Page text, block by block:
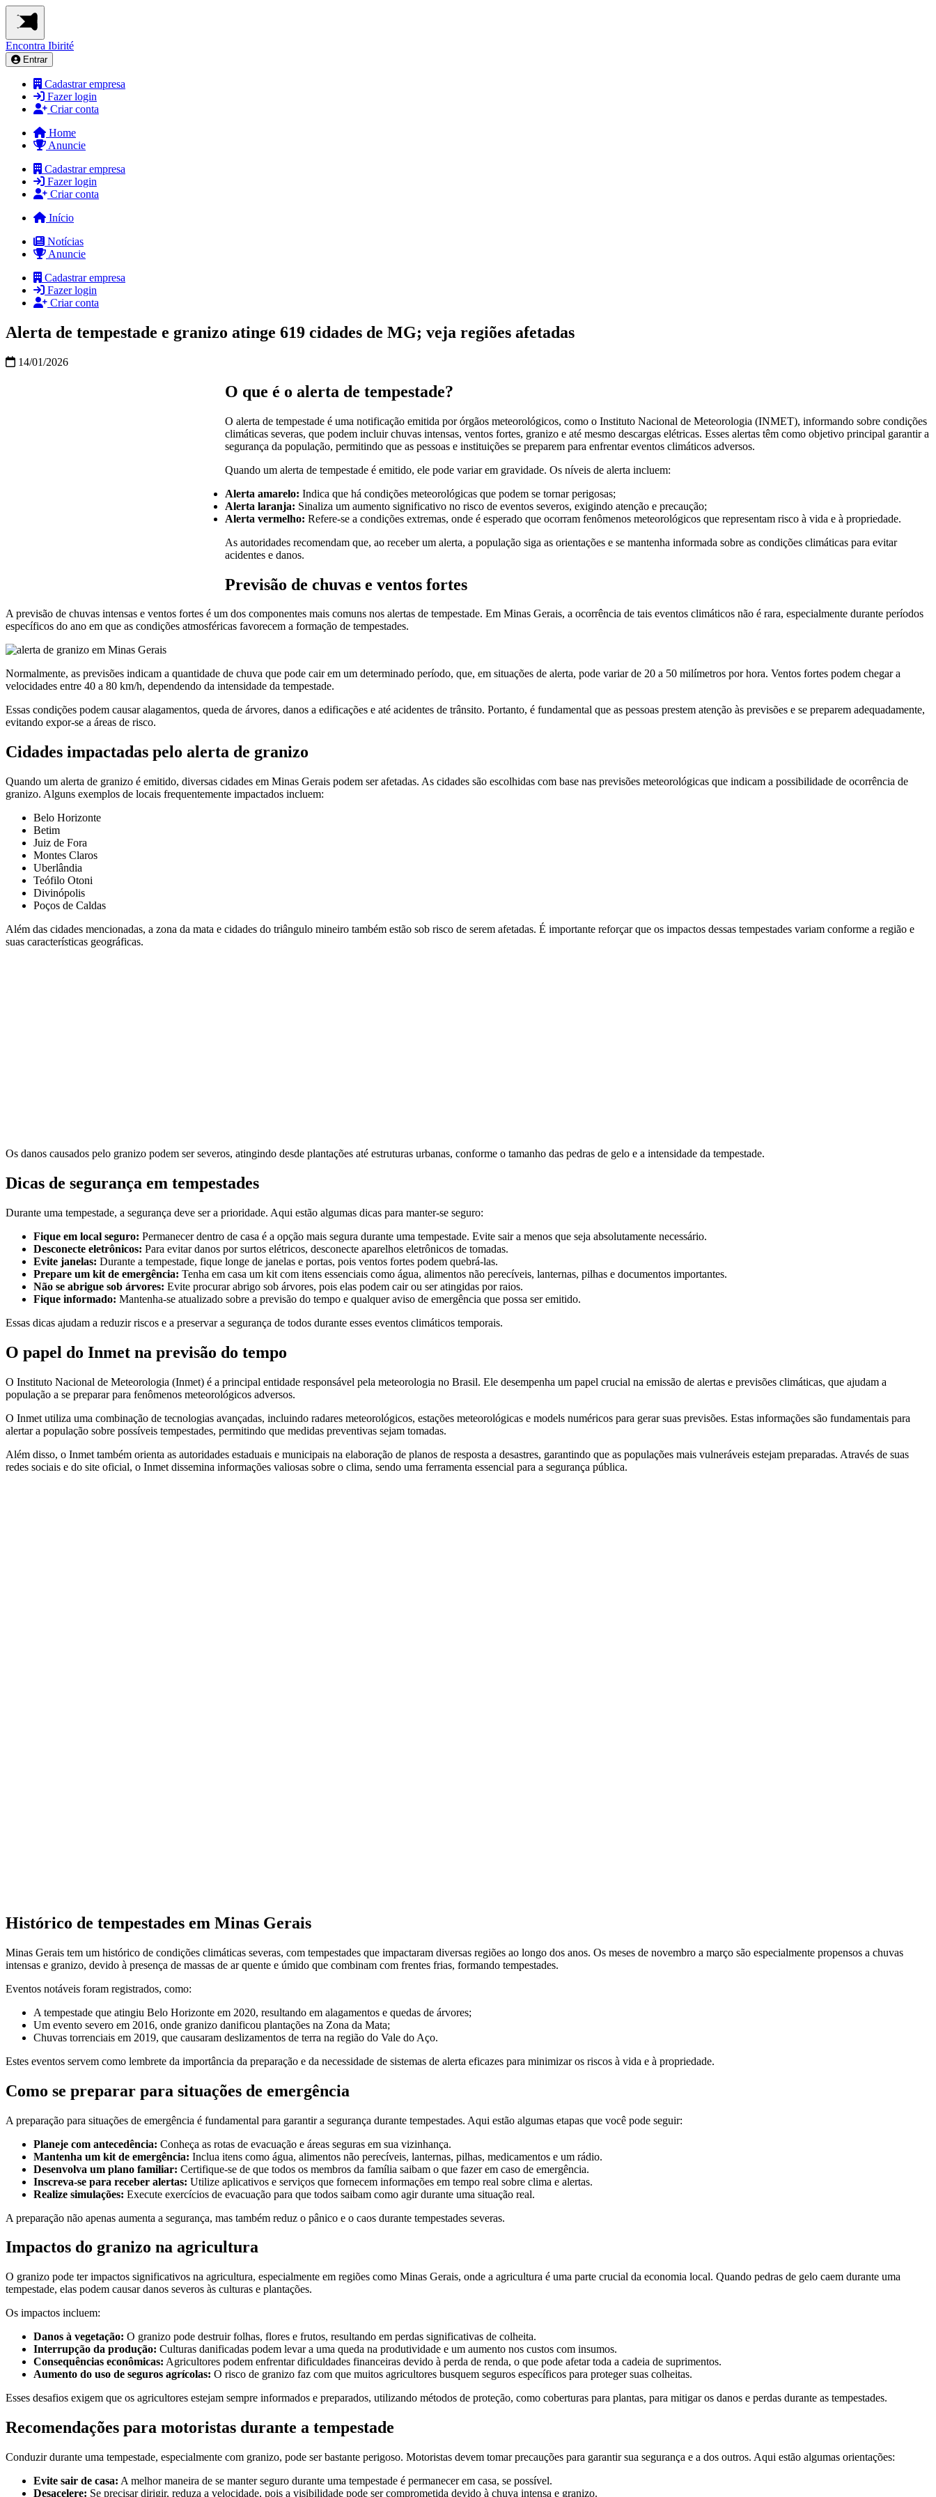
Encontra Ibirité
Entrar
Cadastrar empresa
Fazer login
Criar conta
Home
Anuncie
Cadastrar empresa
Fazer login
Criar conta
Início
Notícias
Anuncie
Cadastrar empresa
Fazer login
Criar conta
Alerta de tempestade e granizo atinge 619 cidades de MG; veja regiões afetadas
14/01/2026
O que é o alerta de tempestade?
O alerta de tempestade é uma notificação emitida por órgãos meteorológicos, como o Instituto Nacional de Meteorologia (INMET), informando sobre condições
climáticas severas, que podem incluir chuvas intensas, ventos fortes, granizo e até mesmo descargas elétricas. Esses alertas têm como objetivo principal garantir a
segurança da população, permitindo que as pessoas e instituições se preparem para enfrentar eventos climáticos adversos.
Quando um alerta de tempestade é emitido, ele pode variar em gravidade. Os níveis de alerta incluem:
Alerta amarelo: Indica que há condições meteorológicas que podem se tornar perigosas;
Alerta laranja: Sinaliza um aumento significativo no risco de eventos severos, exigindo atenção e precaução;
Alerta vermelho: Refere-se a condições extremas, onde é esperado que ocorram fenômenos meteorológicos que representam risco à vida e à propriedade.
As autoridades recomendam que, ao receber um alerta, a população siga as orientações e se mantenha informada sobre as condições climáticas para evitar
acidentes e danos.
Previsão de chuvas e ventos fortes
A previsão de chuvas intensas e ventos fortes é um dos componentes mais comuns nos alertas de tempestade. Em Minas Gerais, a ocorrência de tais eventos climáticos não é rara, especialmente durante períodos
específicos do ano em que as condições atmosféricas favorecem a formação de tempestades.
Normalmente, as previsões indicam a quantidade de chuva que pode cair em um determinado período, que, em situações de alerta, pode variar de 20 a 50 milímetros por hora. Ventos fortes podem chegar a
velocidades entre 40 a 80 km/h, dependendo da intensidade da tempestade.
Essas condições podem causar alagamentos, queda de árvores, danos a edificações e até acidentes de trânsito. Portanto, é fundamental que as pessoas prestem atenção às previsões e se preparem adequadamente,
evitando expor-se a áreas de risco.
Cidades impactadas pelo alerta de granizo
Quando um alerta de granizo é emitido, diversas cidades em Minas Gerais podem ser afetadas. As cidades são escolhidas com base nas previsões meteorológicas que indicam a possibilidade de ocorrência de
granizo. Alguns exemplos de locais frequentemente impactados incluem:
Belo Horizonte
Betim
Juiz de Fora
Montes Claros
Uberlândia
Teófilo Otoni
Divinópolis
Poços de Caldas
Além das cidades mencionadas, a zona da mata e cidades do triângulo mineiro também estão sob risco de serem afetadas. É importante reforçar que os impactos dessas tempestades variam conforme a região e
suas características geográficas.
Os danos causados pelo granizo podem ser severos, atingindo desde plantações até estruturas urbanas, conforme o tamanho das pedras de gelo e a intensidade da tempestade.
Dicas de segurança em tempestades
Durante uma tempestade, a segurança deve ser a prioridade. Aqui estão algumas dicas para manter-se seguro:
Fique em local seguro: Permanecer dentro de casa é a opção mais segura durante uma tempestade. Evite sair a menos que seja absolutamente necessário.
Desconecte eletrônicos: Para evitar danos por surtos elétricos, desconecte aparelhos eletrônicos de tomadas.
Evite janelas: Durante a tempestade, fique longe de janelas e portas, pois ventos fortes podem quebrá-las.
Prepare um kit de emergência: Tenha em casa um kit com itens essenciais como água, alimentos não perecíveis, lanternas, pilhas e documentos importantes.
Não se abrigue sob árvores: Evite procurar abrigo sob árvores, pois elas podem cair ou ser atingidas por raios.
Fique informado: Mantenha-se atualizado sobre a previsão do tempo e qualquer aviso de emergência que possa ser emitido.
Essas dicas ajudam a reduzir riscos e a preservar a segurança de todos durante esses eventos climáticos temporais.
O papel do Inmet na previsão do tempo
O Instituto Nacional de Meteorologia (Inmet) é a principal entidade responsável pela meteorologia no Brasil. Ele desempenha um papel crucial na emissão de alertas e previsões climáticas, que ajudam a
população a se preparar para fenômenos meteorológicos adversos.
O Inmet utiliza uma combinação de tecnologias avançadas, incluindo radares meteorológicos, estações meteorológicas e models numéricos para gerar suas previsões. Estas informações são fundamentais para
alertar a população sobre possíveis tempestades, permitindo que medidas preventivas sejam tomadas.
Além disso, o Inmet também orienta as autoridades estaduais e municipais na elaboração de planos de resposta a desastres, garantindo que as populações mais vulneráveis estejam preparadas. Através de suas
redes sociais e do site oficial, o Inmet dissemina informações valiosas sobre o clima, sendo uma ferramenta essencial para a segurança pública.
Histórico de tempestades em Minas Gerais
Minas Gerais tem um histórico de condições climáticas severas, com tempestades que impactaram diversas regiões ao longo dos anos. Os meses de novembro a março são especialmente propensos a chuvas
intensas e granizo, devido à presença de massas de ar quente e úmido que combinam com frentes frias, formando tempestades.
Eventos notáveis foram registrados, como:
A tempestade que atingiu Belo Horizonte em 2020, resultando em alagamentos e quedas de árvores;
Um evento severo em 2016, onde granizo danificou plantações na Zona da Mata;
Chuvas torrenciais em 2019, que causaram deslizamentos de terra na região do Vale do Aço.
Estes eventos servem como lembrete da importância da preparação e da necessidade de sistemas de alerta eficazes para minimizar os riscos à vida e à propriedade.
Como se preparar para situações de emergência
A preparação para situações de emergência é fundamental para garantir a segurança durante tempestades. Aqui estão algumas etapas que você pode seguir:
Planeje com antecedência: Conheça as rotas de evacuação e áreas seguras em sua vizinhança.
Mantenha um kit de emergência: Inclua itens como água, alimentos não perecíveis, lanternas, pilhas, medicamentos e um rádio.
Desenvolva um plano familiar: Certifique-se de que todos os membros da família saibam o que fazer em caso de emergência.
Inscreva-se para receber alertas: Utilize aplicativos e serviços que fornecem informações em tempo real sobre clima e alertas.
Realize simulações: Execute exercícios de evacuação para que todos saibam como agir durante uma situação real.
A preparação não apenas aumenta a segurança, mas também reduz o pânico e o caos durante tempestades severas.
Impactos do granizo na agricultura
O granizo pode ter impactos significativos na agricultura, especialmente em regiões como Minas Gerais, onde a agricultura é uma parte crucial da economia local. Quando pedras de gelo caem durante uma
tempestade, elas podem causar danos severos às culturas e plantações.
Os impactos incluem:
Danos à vegetação: O granizo pode destruir folhas, flores e frutos, resultando em perdas significativas de colheita.
Interrupção da produção: Culturas danificadas podem levar a uma queda na produtividade e um aumento nos custos com insumos.
Consequências econômicas: Agricultores podem enfrentar dificuldades financeiras devido à perda de renda, o que pode afetar toda a cadeia de suprimentos.
Aumento do uso de seguros agrícolas: O risco de granizo faz com que muitos agricultores busquem seguros específicos para proteger suas colheitas.
Esses desafios exigem que os agricultores estejam sempre informados e preparados, utilizando métodos de proteção, como coberturas para plantas, para mitigar os danos e perdas durante as tempestades.
Recomendações para motoristas durante a tempestade
Conduzir durante uma tempestade, especialmente com granizo, pode ser bastante perigoso. Motoristas devem tomar precauções para garantir sua segurança e a dos outros. Aqui estão algumas orientações:
Evite sair de casa: A melhor maneira de se manter seguro durante uma tempestade é permanecer em casa, se possível.
Desacelere: Se precisar dirigir, reduza a velocidade, pois a visibilidade pode ser comprometida devido à chuva intensa e granizo.